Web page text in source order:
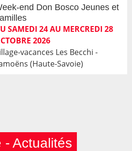
end Don Bosco Jeunes et
SAMEDI 24 AU MERCREDI 28
2026
vacances Les Becchi -
(Haute-Savoie)
- Actualités